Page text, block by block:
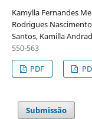
Kamylla Fernandes
Rodrigues
Santos, Kamilla
550-563
PDF
Submissão